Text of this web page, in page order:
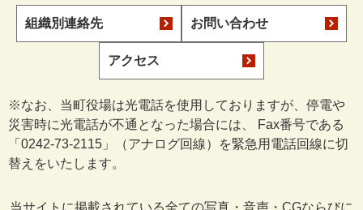
組織別連絡先 お問い合わせ
アクセス
※なお、当町役場は光電話を使用しておりますが、停電や
災害時に光電話が不通となった場合には、 Fax番号である
「0242-73-2115」（アナログ回線）を緊急用電話回線に切
替えをいたします。
当サイトに掲載されている全ての写真・音声・CGならびに